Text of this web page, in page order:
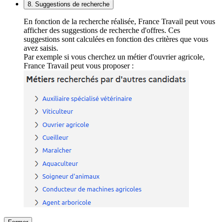
8. Suggestions de recherche
En fonction de la recherche réalisée, France Travail peut vous
afficher des suggestions de recherche d'offres. Ces
suggestions sont calculées en fonction des critères que vous
avez saisis.
Par exemple si vous cherchez un métier d'ouvrier agricole,
France Travail peut vous proposer :